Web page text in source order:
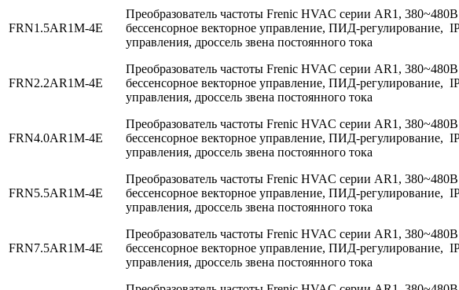
FRN1.5AR1M-4E
Преобразователь частоты Frenic HVAC серии AR1,
бессенсорное векторное управление, ПИД-
управления, дроссель звена постоянного тока
FRN2.2AR1M-4E
Преобразователь частоты Frenic HVAC серии AR1,
бессенсорное векторное управление, ПИД-
управления, дроссель звена постоянного тока
FRN4.0AR1M-4E
Преобразователь частоты Frenic HVAC серии AR1,
бессенсорное векторное управление, ПИД-
управления, дроссель звена постоянного тока
FRN5.5AR1M-4E
Преобразователь частоты Frenic HVAC серии AR1,
бессенсорное векторное управление, ПИД-
управления, дроссель звена постоянного тока
FRN7.5AR1M-4E
Преобразователь частоты Frenic HVAC серии AR1,
бессенсорное векторное управление, ПИД-
управления, дроссель звена постоянного тока